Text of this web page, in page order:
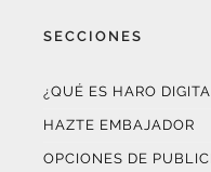
SECCIONES
¿QUÉ ES HARO
HAZTE EMBAJADOR
OPCIONES DE